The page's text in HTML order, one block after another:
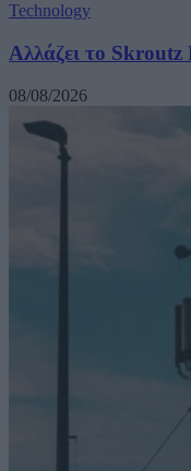
Technology
Αλλάζει το Skroutz
08/08/2026